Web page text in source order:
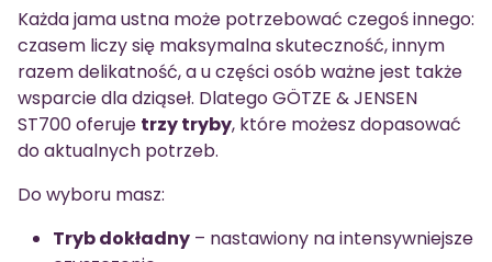
Każda jama ustna może potrzebować czegoś innego:
czasem liczy się maksymalna skuteczność, innym
razem delikatność, a u części osób ważne jest także
wsparcie dla dziąseł. Dlatego GÖTZE & JENSEN
ST700 oferuje trzy tryby, które możesz dopasować
do aktualnych potrzeb.
Do wyboru masz:
Tryb dokładny – nastawiony na intensywniejsze